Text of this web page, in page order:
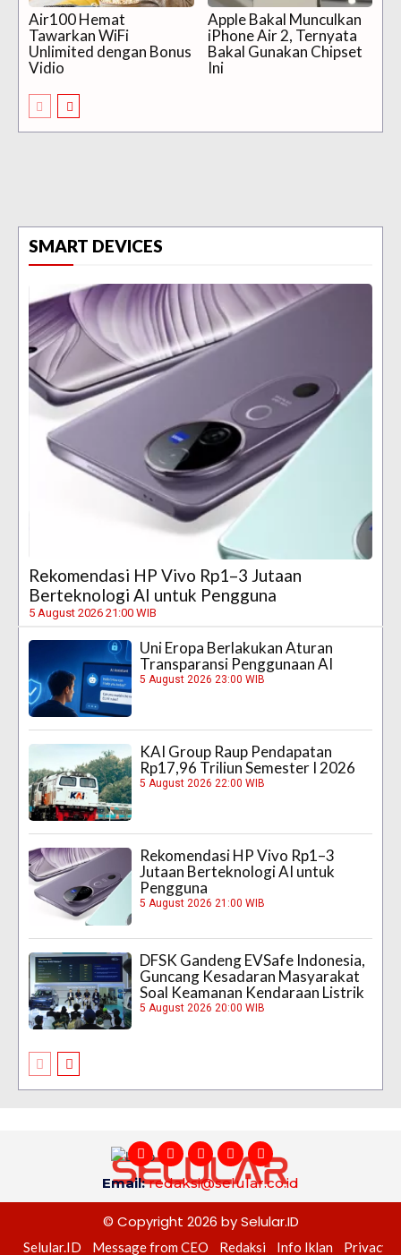
Air100 Hemat
Tawarkan WiFi
Unlimited dengan Bonus
Vidio
Apple Bakal Munculkan
iPhone Air 2, Ternyata
Bakal Gunakan Chipset
Ini
SMART DEVICES
Rekomendasi HP Vivo Rp1–3 Jutaan
Berteknologi AI untuk Pengguna
5 August 2026 21:00 WIB
Uni Eropa Berlakukan Aturan
Transparansi Penggunaan AI
5 August 2026 23:00 WIB
KAI Group Raup Pendapatan
Rp17,96 Triliun Semester I 2026
5 August 2026 22:00 WIB
Rekomendasi HP Vivo Rp1–3
Jutaan Berteknologi AI untuk
Pengguna
5 August 2026 21:00 WIB
DFSK Gandeng EVSafe Indonesia,
Guncang Kesadaran Masyarakat
Soal Keamanan Kendaraan Listrik
5 August 2026 20:00 WIB
Email:redaksi@selular.co.id
© Copyright 2026 by Selular.ID
Selular.ID Message from CEO Redaksi Info Iklan Privacy